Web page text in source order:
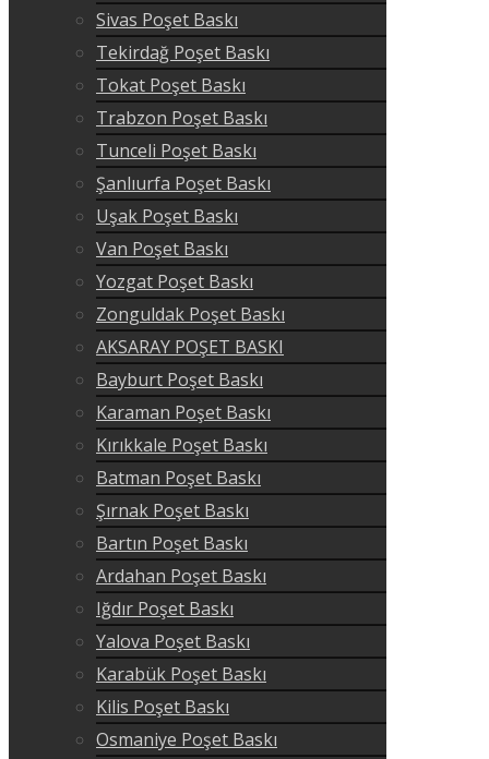
Sivas Poşet Baskı
Tekirdağ Poşet Baskı
Tokat Poşet Baskı
Trabzon Poşet Baskı
Tunceli Poşet Baskı
Şanlıurfa Poşet Baskı
Uşak Poşet Baskı
Van Poşet Baskı
Yozgat Poşet Baskı
Zonguldak Poşet Baskı
AKSARAY POŞET BASKI
Bayburt Poşet Baskı
Karaman Poşet Baskı
Kırıkkale Poşet Baskı
Batman Poşet Baskı
Şırnak Poşet Baskı
Bartın Poşet Baskı
Ardahan Poşet Baskı
Iğdır Poşet Baskı
Yalova Poşet Baskı
Karabük Poşet Baskı
Kilis Poşet Baskı
Osmaniye Poşet Baskı